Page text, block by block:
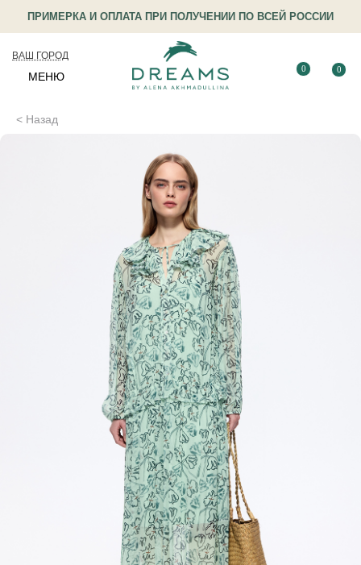
ПРИМЕРКА И ОПЛАТА ПРИ ПОЛУЧЕНИИ ПО ВСЕЙ РОССИИ
ВАШ ГОРОД
МЕНЮ
0 0
< Назад